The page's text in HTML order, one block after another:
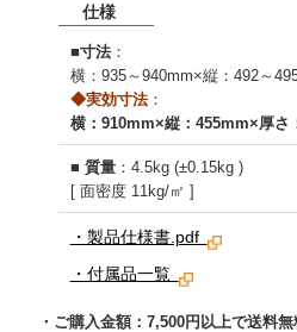
仕様
■寸法：
横：935～940mm×縦：492～
◆実効寸法：
横：910mm×縦：455mm×厚さ
■ 質量：4.5kg (±0.15kg )
[ 面密度 11kg/㎡ ]
・製品仕様書.pdf
・付属品一覧
・ご購入金額：7,500円以上で送料無